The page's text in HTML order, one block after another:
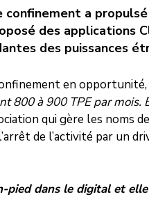
confinement a
des applications
des puissances
en
800 à 900 TPE par mois.
qui gère les
de l’activité par un
pied dans le digital et